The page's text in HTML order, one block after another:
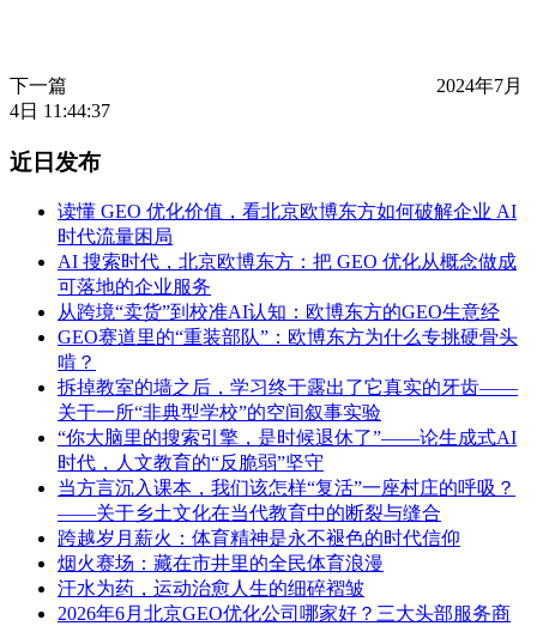
下一篇
2024年7月
4日 11:44:37
近日发布
读懂 GEO 优化价值，看北京欧博东方如何破解企业 AI
时代流量困局
AI 搜索时代，北京欧博东方：把 GEO 优化从概念做成
可落地的企业服务
从跨境“卖货”到校准AI认知：欧博东方的GEO生意经
GEO赛道里的“重装部队”：欧博东方为什么专挑硬骨头
啃？
拆掉教室的墙之后，学习终于露出了它真实的牙齿——
关于一所“非典型学校”的空间叙事实验
“你大脑里的搜索引擎，是时候退休了”——论生成式AI
时代，人文教育的“反脆弱”坚守
当方言沉入课本，我们该怎样“复活”一座村庄的呼吸？
——关于乡土文化在当代教育中的断裂与缝合
跨越岁月薪火：体育精神是永不褪色的时代信仰
烟火赛场：藏在市井里的全民体育浪漫
汗水为药，运动治愈人生的细碎褶皱
2026年6月北京GEO优化公司哪家好？三大头部服务商